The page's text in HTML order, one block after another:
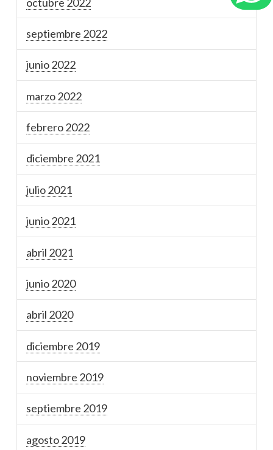
septiembre 2022
junio 2022
marzo 2022
febrero 2022
diciembre 2021
julio 2021
junio 2021
abril 2021
junio 2020
abril 2020
diciembre 2019
noviembre 2019
septiembre 2019
agosto 2019